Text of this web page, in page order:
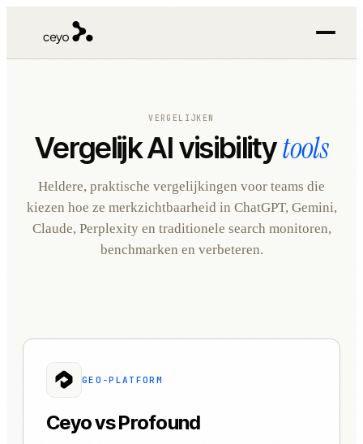
VERGELIJKEN
Vergelijk AI visibilitytools
Heldere, praktische vergelijkingen voor teams die
kiezen hoe ze merkzichtbaarheid in ChatGPT, Gemini,
Claude, Perplexity en traditionele search monitoren,
benchmarken en verbeteren.
GEO-PLATFORM
Ceyo vs Profound